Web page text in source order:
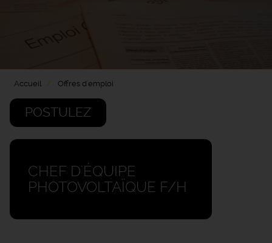
Accueil Offres d'emploi
POSTULEZ
CHEF D'ÉQUIPE
PHOTOVOLTAÏQUE F/H